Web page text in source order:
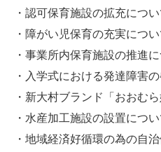
・認可保育施設の拡充につ
・障がい児保育の充実につ
・事業所内保育施設の推進
・入学式における発達障害
・新大村ブランド「おおむ
・水産加工施設の設置につ
・地域経済好循環の為の自